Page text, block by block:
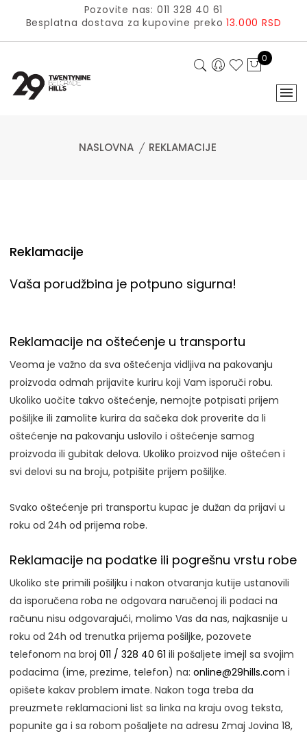
Pozovite nas: 011 328 40 61
Besplatna dostava za kupovine preko13.000 RSD
0
NASLOVNA REKLAMACIJE
Reklamacije
Vaša porudžbina je potpuno sigurna!
Reklamacije na oštećenje u transportu
Veoma je važno da sva oštećenja vidljiva na pakovanju
proizvoda odmah prijavite kuriru koji Vam isporuči robu.
Ukoliko uočite takvo oštećenje, nemojte potpisati prijem
pošiljke ili zamolite kurira da sačeka dok proverite da li
oštećenje na pakovanju uslovilo i oštećenje samog
proizvoda ili gubitak delova. Ukoliko proizvod nije oštećen i
svi delovi su na broju, potpišite prijem pošiljke.
Svako oštećenje pri transportu kupac je dužan da prijavi u
roku od 24h od prijema robe.
Reklamacije na podatke ili pogrešnu vrstu robe
Ukoliko ste primili pošiljku i nakon otvaranja kutije ustanovili
da isporučena roba ne odgovara naručenoj ili podaci na
računu nisu odgovarajući, molimo Vas da nas, najkasnije u
roku od 24h od trenutka prijema pošiljke, pozovete
telefonom na broj011 / 328 40 61 ili pošaljete imejl sa svojim
podacima (ime, prezime, telefon) na:online@29hills.com i
opišete kakav problem imate. Nakon toga treba da
preuzmete reklamacioni list sa linka na kraju ovog teksta,
popunite ga i sa robom pošaljete na adresu Zmaj Jovina 18,